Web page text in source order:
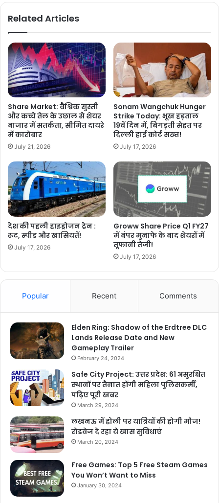
Related Articles
Share Market: वैश्विक सुस्ती
और कच्चे तेल के उछाल से शेयर
बाजार में सतर्कता, सीमित दायरे
में कारोबार
July 21, 2026
Sonam Wangchuk Hunger
Strike Today: भूख हड़ताल
19वें दिन में, बिगड़ती सेहत पर
दिल्ली हाई कोर्ट सख्त!
July 17, 2026
देश की पहली हाइड्रोजन ट्रेन :
रूट, स्पीड और खासियतें!
July 17, 2026
Groww Share Price Q1 FY27
में बंपर मुनाफे के बाद शेयरों में
तूफानी तेजी!
July 17, 2026
Popular Recent Comments
Elden Ring: Shadow of the Erdtree DLC
Lands Release Date and New
Gameplay Trailer
February 24, 2024
Safe City Project: उत्तर प्रदेश: 61 असुरक्षित
स्थानों पर तैनात होंगी महिला पुलिसकर्मी,
पढ़िए पूरी खबर
March 29, 2024
लखनऊ में होली पर यात्रियों की होगी मौज!
रोडवेज दे रहा ये खास सुविधाएं
March 20, 2024
Free Games: Top 5 Free Steam Games
You Won’t Want to Miss
January 30, 2024